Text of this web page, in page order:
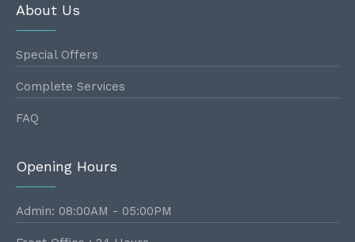
About Us
Special Offers
Complete Services
FAQ
Opening Hours
Admin: 08:00AM - 05:00PM